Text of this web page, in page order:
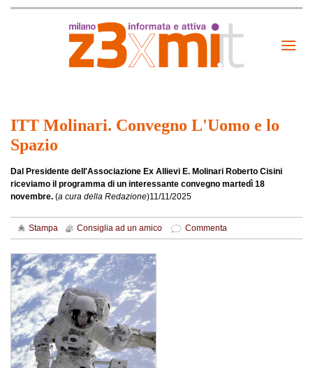
ITT Molinari. Convegno L'Uomo e lo
Spazio
Dal Presidente dell'Associazione Ex Allievi E. Molinari Roberto Cisini
riceviamo il programma di un interessante convegno martedì 18
novembre. (a cura della Redazione)11/11/2025
Stampa Consiglia ad un amico Commenta